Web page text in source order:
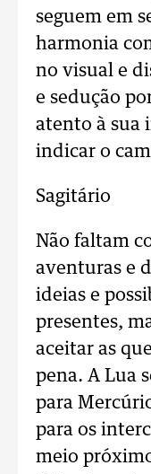
seguem em
harmonia
no visual e
e sedução
atento à sua
indicar o
Sagitário
Não faltam
aventuras e
ideias e
presentes,
aceitar as
pena. A Lua
para
para os
meio